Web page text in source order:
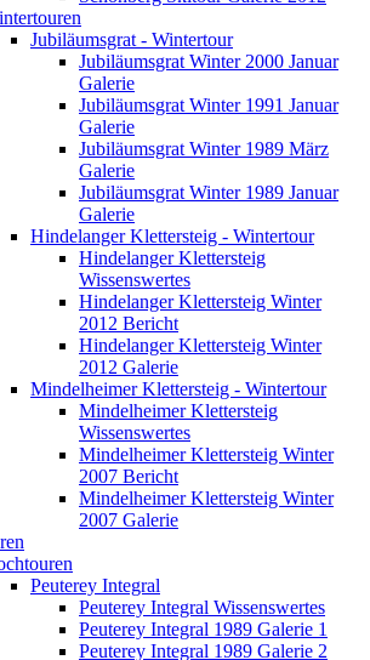
Jubiläumsgrat - Wintertour
Jubiläumsgrat Winter 2000 Januar
Galerie
Jubiläumsgrat Winter 1991 Januar
Galerie
Jubiläumsgrat Winter 1989 März
Galerie
Jubiläumsgrat Winter 1989 Januar
Galerie
Hindelanger Klettersteig - Wintertour
Hindelanger Klettersteig
Wissenswertes
Hindelanger Klettersteig Winter
2012 Bericht
Hindelanger Klettersteig Winter
2012 Galerie
Mindelheimer Klettersteig - Wintertour
Mindelheimer Klettersteig
Wissenswertes
Mindelheimer Klettersteig Winter
2007 Bericht
Mindelheimer Klettersteig Winter
2007 Galerie
Peuterey Integral
Peuterey Integral Wissenswertes
Peuterey Integral 1989 Galerie 1
Peuterey Integral 1989 Galerie 2